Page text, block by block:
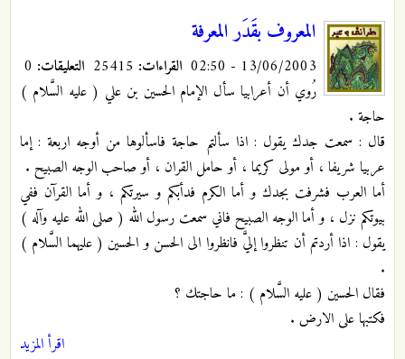
المعروف بقَدَر المعرفة
13/06/2003 - 02:50 القراءات: التعليقات:
رُوي أن أعرابيا سأل الإمام الحسين بن علي ( عليه السَّلام )
حاجة .
قال : سمعت جدك يقول : اذا سألتم حاجة فاسألوها من أوجه اربعة : إما
عربيا شريفا ، أو مولى كريما ، أو حامل القران ، أو صاحب الوجه الصبيح .
أما العرب فشرفت بجدك و أما الكرم فدأبكم و سيرتكم ، و أما القرآن ففي
بيوتكم نزل ، و أما الوجه الصبيح فاني سمعت رسول الله ( صلى الله عليه وآله )
يقول : اذا أردتم أن تنظروا إليَّ فانظروا الى الحسن و الحسين ( عليهما السَّلام )
.
فقال الحسين ( عليه السَّلام ) : ما حاجتك ؟
فكتبها على الارض .
اقرأ المزيد